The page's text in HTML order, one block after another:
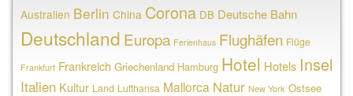
Australien Berlin China Corona DB Deutsche Bahn
Deutschland Europa Ferienhaus Flughäfen Flüge
Frankfurt Frankreich Griechenland Hamburg Hotel Hotels Insel
Italien Kultur Land Lufthansa Mallorca Natur New York Ostsee